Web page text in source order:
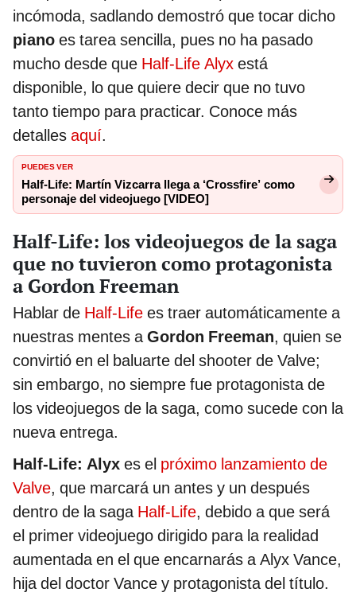
incómoda, sadlando demostró que tocar dicho
piano es tarea sencilla, pues no ha pasado
mucho desde que Half-Life Alyx está
disponible, lo que quiere decir que no tuvo
tanto tiempo para practicar. Conoce más
detalles aquí.
PUEDES VER
Half-Life: Martín Vizcarra llega a ‘Crossfire’ como
personaje del videojuego [VIDEO]
Half-Life: los videojuegos de la saga
que no tuvieron como protagonista
a Gordon Freeman
Hablar de Half-Life es traer automáticamente a
nuestras mentes aGordon Freeman, quien se
convirtió en el baluarte del shooter de Valve;
sin embargo, no siempre fue protagonista de
los videojuegos de la saga, como sucede con la
nueva entrega.
Half-Life: Alyx es el próximo lanzamiento de
Valve, que marcará un antes y un después
dentro de la saga Half-Life, debido a que será
el primer videojuego dirigido para la realidad
aumentada en el que encarnarás a Alyx Vance,
hija del doctor Vance y protagonista del título.